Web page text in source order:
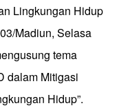
Lingkungan Hidup
Madiun, Selasa
tema
dalam Mitigasi
Hidup”.